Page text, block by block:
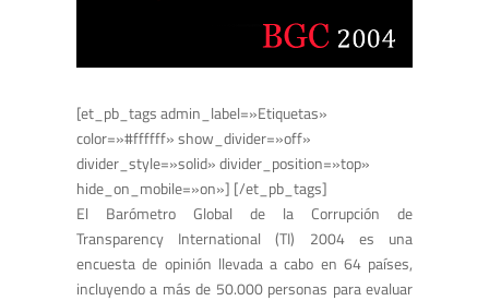
[et_pb_tags admin_label=»Etiquetas»
color=»#ffffff» show_divider=»off»
divider_style=»solid» divider_position=»top»
hide_on_mobile=»on»] [/et_pb_tags]
El Barómetro Global de la Corrupción de
Transparency International (TI) 2004 es una
encuesta de opinión llevada a cabo en 64 países,
incluyendo a más de 50.000 personas para evaluar